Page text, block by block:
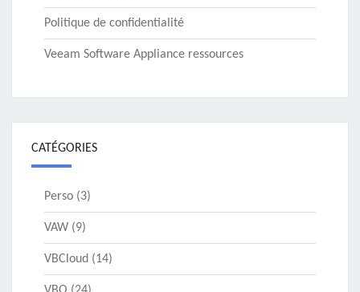
Politique de confidentialité
Veeam Software Appliance ressources
CATÉGORIES
Perso (3)
VAW (9)
VBCloud (14)